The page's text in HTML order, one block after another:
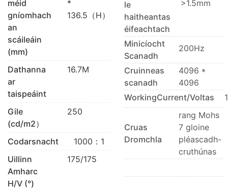
méid
gníomhach
an
scáileáin
(mm)
*
136.5（H）
Dathanna
ar
taispeáint
16.7M
Gile
(cd/m2）
250
Codarsnacht
1000：1
Uillinn
Amharc
H/V (°)
175/175
le
haitheantas
éifeachtach
>1.5mm
Minicíocht
Scanadh
200Hz
Cruinneas
scanadh
4096 *
4096
WorkingCurrent/Voltas
Cruas
Dromchla
rang Mohs
7 gloine
pléascadh-
cruthúnas